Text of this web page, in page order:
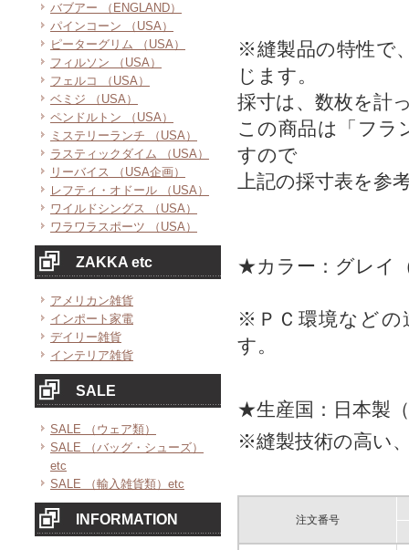
バブアー （ENGLAND）
パインコーン （USA）
ピーターグリム （USA）
フィルソン （USA）
フェルコ （USA）
ベミジ （USA）
ペンドルトン （USA）
ミステリーランチ （USA）
ラスティックダイム （USA）
リーバイス （USA企画）
レフティ・オドール （USA）
ワイルドシングス （USA）
ワラワラスポーツ （USA）
ZAKKA etc
アメリカン雑貨
インポート家電
デイリー雑貨
インテリア雑貨
SALE
SALE （ウェア類）
SALE （バッグ・シューズ）
etc
SALE （輸入雑貨類）etc
INFORMATION
※縫製品の特性で
じます。
採寸は、数枚を計
この商品は「フラ
すので
上記の採寸表を参
★カラー：グレイ
※ＰＣ環境などの
す。
★生産国：日本製
※縫製技術の高い
注文番号